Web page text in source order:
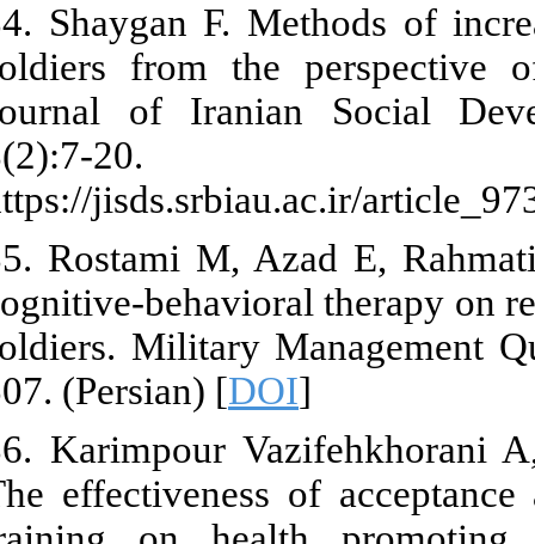
34. Shaygan
soldiers
Journal of
https://
35. Rostami
cognitive-
soldiers.
507.
36.
The